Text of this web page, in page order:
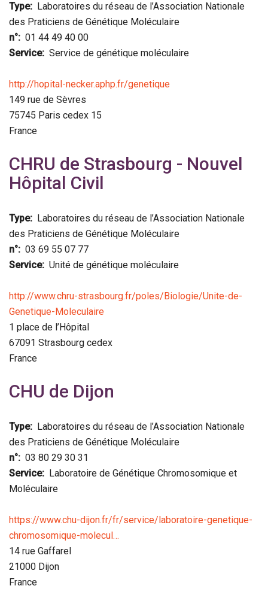
Type
Laboratoires du réseau de l’Association Nationale
des Praticiens de Génétique Moléculaire
n°
01 44 49 40 00
Service
Service de génétique moléculaire
http://hopital-necker.aphp.fr/genetique
149 rue de Sèvres
75745 Paris cedex 15
France
CHRU de Strasbourg - Nouvel
Hôpital Civil
Type
Laboratoires du réseau de l’Association Nationale
des Praticiens de Génétique Moléculaire
n°
03 69 55 07 77
Service
Unité de génétique moléculaire
http://www.chru-strasbourg.fr/poles/Biologie/Unite-de-
Genetique-Moleculaire
1 place de l’Hôpital
67091 Strasbourg cedex
France
CHU de Dijon
Type
Laboratoires du réseau de l’Association Nationale
des Praticiens de Génétique Moléculaire
n°
03 80 29 30 31
Service
Laboratoire de Génétique Chromosomique et
Moléculaire
https://www.chu-dijon.fr/fr/service/laboratoire-genetique-
chromosomique-molecul…
14 rue Gaffarel
21000 Dijon
France